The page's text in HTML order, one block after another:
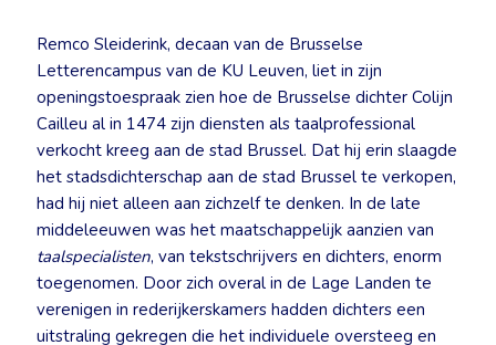
Remco Sleiderink, decaan van de Brusselse
Letterencampus van de KU Leuven, liet in zijn
openingstoespraak zien hoe de Brusselse dichter Colijn
Cailleu al in 1474 zijn diensten als taalprofessional
verkocht kreeg aan de stad Brussel. Dat hij erin slaagde
het stadsdichterschap aan de stad Brussel te verkopen,
had hij niet alleen aan zichzelf te denken. In de late
middeleeuwen was het maatschappelijk aanzien van
taalspecialisten, van tekstschrijvers en dichters, enorm
toegenomen. Door zich overal in de Lage Landen te
verenigen in rederijkerskamers hadden dichters een
uitstraling gekregen die het individuele oversteeg en